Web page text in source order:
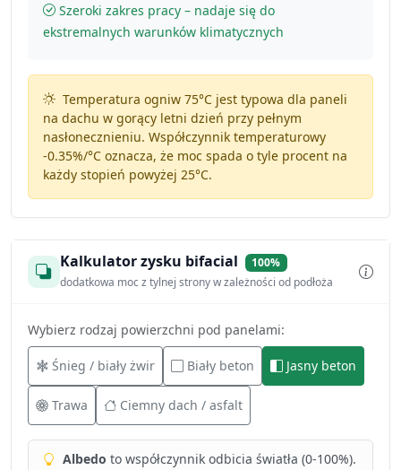
Szeroki zakres pracy – nadaje się do
ekstremalnych warunków klimatycznych
Temperatura ogniw 75°C jest typowa dla paneli
na dachu w gorący letni dzień przy pełnym
nasłonecznieniu. Współczynnik temperaturowy
-0.35%/°Coznacza, że moc spada o tyle procent na
każdy stopień powyżej 25°C.
Kalkulator zysku bifacial
100%
dodatkowa moc z tylnej strony w zależności od podłoża
Wybierz rodzaj powierzchni pod panelami:
Śnieg / biały żwir Biały beton Jasny beton
Trawa Ciemny dach / asfalt
Albedo to współczynnik odbicia światła (0-100%).